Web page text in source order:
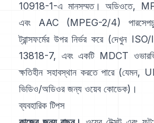
10918-1-এ মানসম্মত। অডিওতে,
এবং AAC (MPEG-2/4)
ট্রান্সফর্মের উপর নির্ভর করে (দেখুন ISO/
13818-7, এবং একটি MDCT
ক্ষতিহীন সহাবস্থান করতে পারে
ভিডিও/অডিওর জন্য ওয়েব কোডেক)।
ব্যবহারিক টিপস